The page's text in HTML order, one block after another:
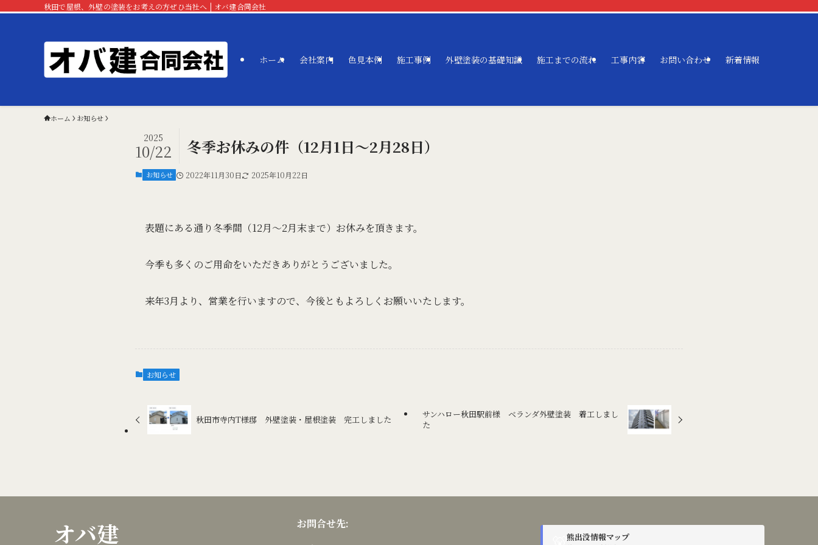
秋田で屋根、外壁の塗装をお考えの方ぜひ当社へ | オバ建合同会社
ホーム 会社案内 色見本例 施工事例 外壁塗装の基礎知識 施工までの流れ 工事内容 お問い合わせ 新着情報
ホーム お知らせ
冬季お休みの件（12月1日〜2月28日）
2025
10/22
お知らせ 2022年11月30日 2025年10月22日
表題にある通り冬季間（12月〜2月末まで）お休みを頂きます。
今季も多くのご用命をいただきありがとうございました。
来年3月より、営業を行いますので、今後ともよろしくお願いいたします。
お知らせ
秋田市寺内T様邸 外壁塗装・屋根塗装 完工しました
サンハロー秋田駅前様 ベランダ外壁塗装 着工しまし
た
オバ建
お問合せ先:
熊出没情報マップ